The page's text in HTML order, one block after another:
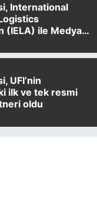
International
(IELA) ile Medya
UFI’nin
ilk ve tek resmi
oldu